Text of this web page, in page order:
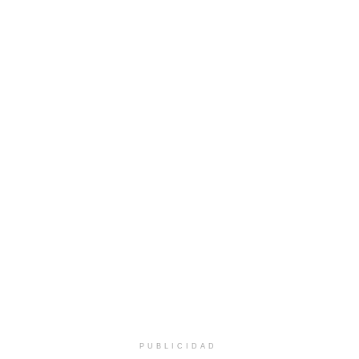
PUBLICIDAD